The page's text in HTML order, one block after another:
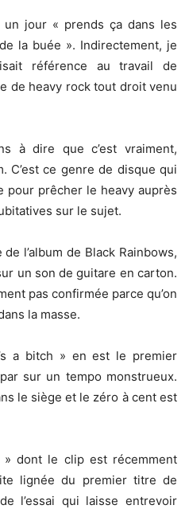
jour « prends ça dans les
la buée ». Indirectement, je
référence au travail de
de heavy rock tout droit venu
à dire que c’est vraiment,
C’est ce genre de disque qui
pour prêcher le heavy auprès
sur le sujet.
de l’album de Black Rainbows,
un son de guitare en carton.
pas confirmée parce qu’on
la masse.
a bitch » en est le premier
sur un tempo monstrueux.
le siège et le zéro à cent est
» dont le clip est récemment
lignée du premier titre de
l’essai qui laisse entrevoir